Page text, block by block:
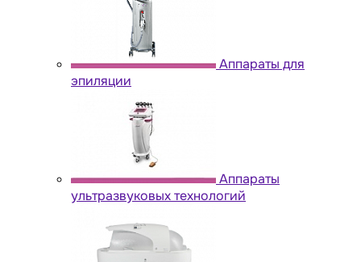
Аппараты для
эпиляции
Аппараты
ультразвуковых технологий